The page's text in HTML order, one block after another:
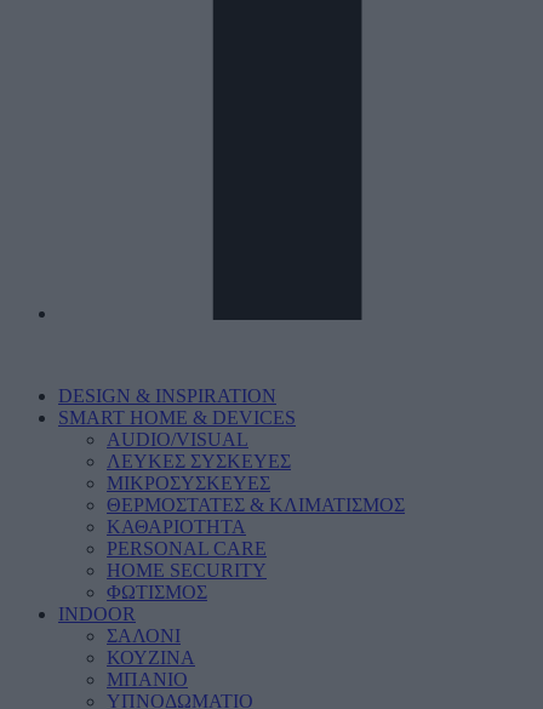
DESIGN & INSPIRATION
SMART HOME & DEVICES
AUDIO/VISUAL
ΛΕΥΚΕΣ ΣΥΣΚΕΥΕΣ
ΜΙΚΡΟΣΥΣΚΕΥΕΣ
ΘΕΡΜΟΣΤΑΤΕΣ & ΚΛΙΜΑΤΙΣΜΟΣ
ΚΑΘΑΡΙΟΤΗΤΑ
PERSONAL CARE
HOME SECURITY
ΦΩΤΙΣΜΟΣ
INDOOR
ΣΑΛΟΝΙ
ΚΟΥΖΙΝΑ
ΜΠΑΝΙΟ
ΥΠΝΟΔΩΜΑΤΙΟ